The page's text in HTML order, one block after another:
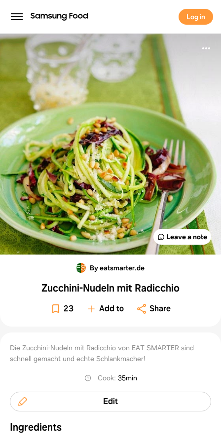
Log in
Log in
Leave a note
By eatsmarter.de
Zucchini-Nudeln mit Radicchio
23 Add to Share
Die Zucchini-Nudeln mit Radicchio von EAT SMARTER sind
schnell gemacht und echte Schlankmacher!
Cook: 35min
Edit
Ingredients